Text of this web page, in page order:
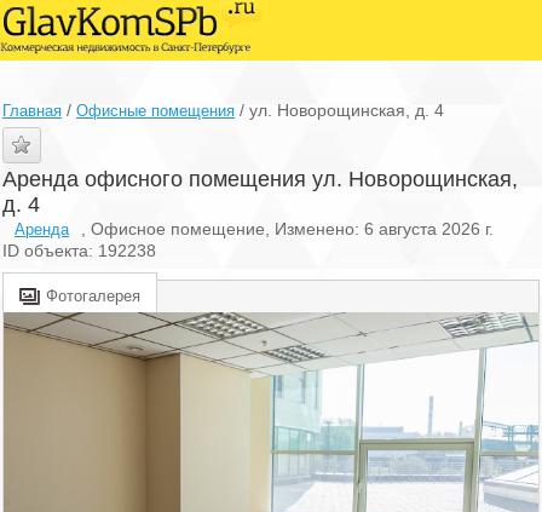
Главная / Офисные помещения / ул. Новорощинская, д. 4
Аренда офисного помещения ул. Новорощинская,
д. 4
Аренда
, Офисное помещение, Изменено: 6 августа 2026 г.
ID объекта: 192238
Фотогалерея